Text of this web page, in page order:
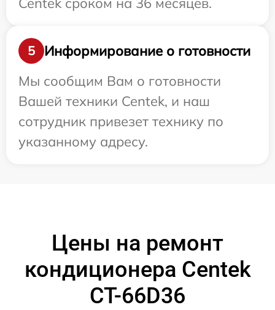
5
Информирование о готовности
Мы сообщим Вам о готовности
Вашей техники Centek, и наш
сотрудник привезет технику по
указанному адресу.
Цены на ремонт
кондиционера Centek
CT-66D36